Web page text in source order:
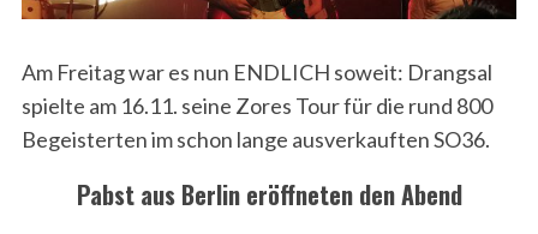
Am Freitag war es nun ENDLICH soweit: Drangsal
spielte am 16.11. seine Zores Tour für die rund 800
Begeisterten im schon lange ausverkauften SO36.
Pabst aus Berlin eröffneten den Abend